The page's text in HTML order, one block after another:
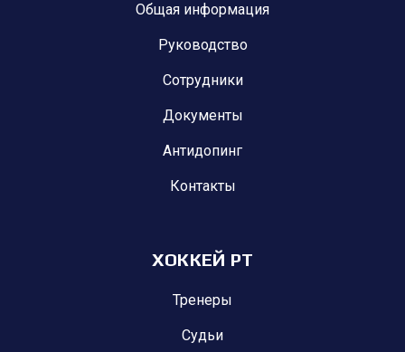
Общая информация
Руководство
Сотрудники
Документы
Антидопинг
Контакты
ХОККЕЙ РТ
Тренеры
Судьи